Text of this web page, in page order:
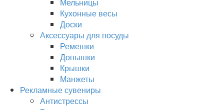
Кухонные весы
Доски
Аксессуары для посуды
Ремешки
Донышки
Крышки
Манжеты
Рекламные сувениры
Антистрессы